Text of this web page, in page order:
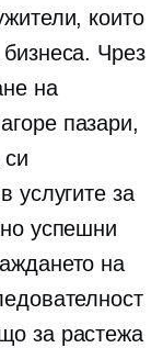
които
Чрез
на
пазари,
си
услугите за
успешни
на
за растежа